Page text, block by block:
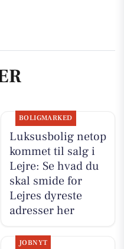
BOLIGMARKED
Luksusbolig netop
kommet til salg i
Lejre: Se hvad du
skal smide for
Lejres dyreste
adresser her
JOBNYT